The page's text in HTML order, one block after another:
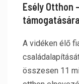
Esély Otthon
támogatására
A vidéken élő
összesen 11